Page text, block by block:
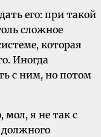
его: при такой
сложное
которая
Иногда
с ним, но потом
мол, я не так с
должного